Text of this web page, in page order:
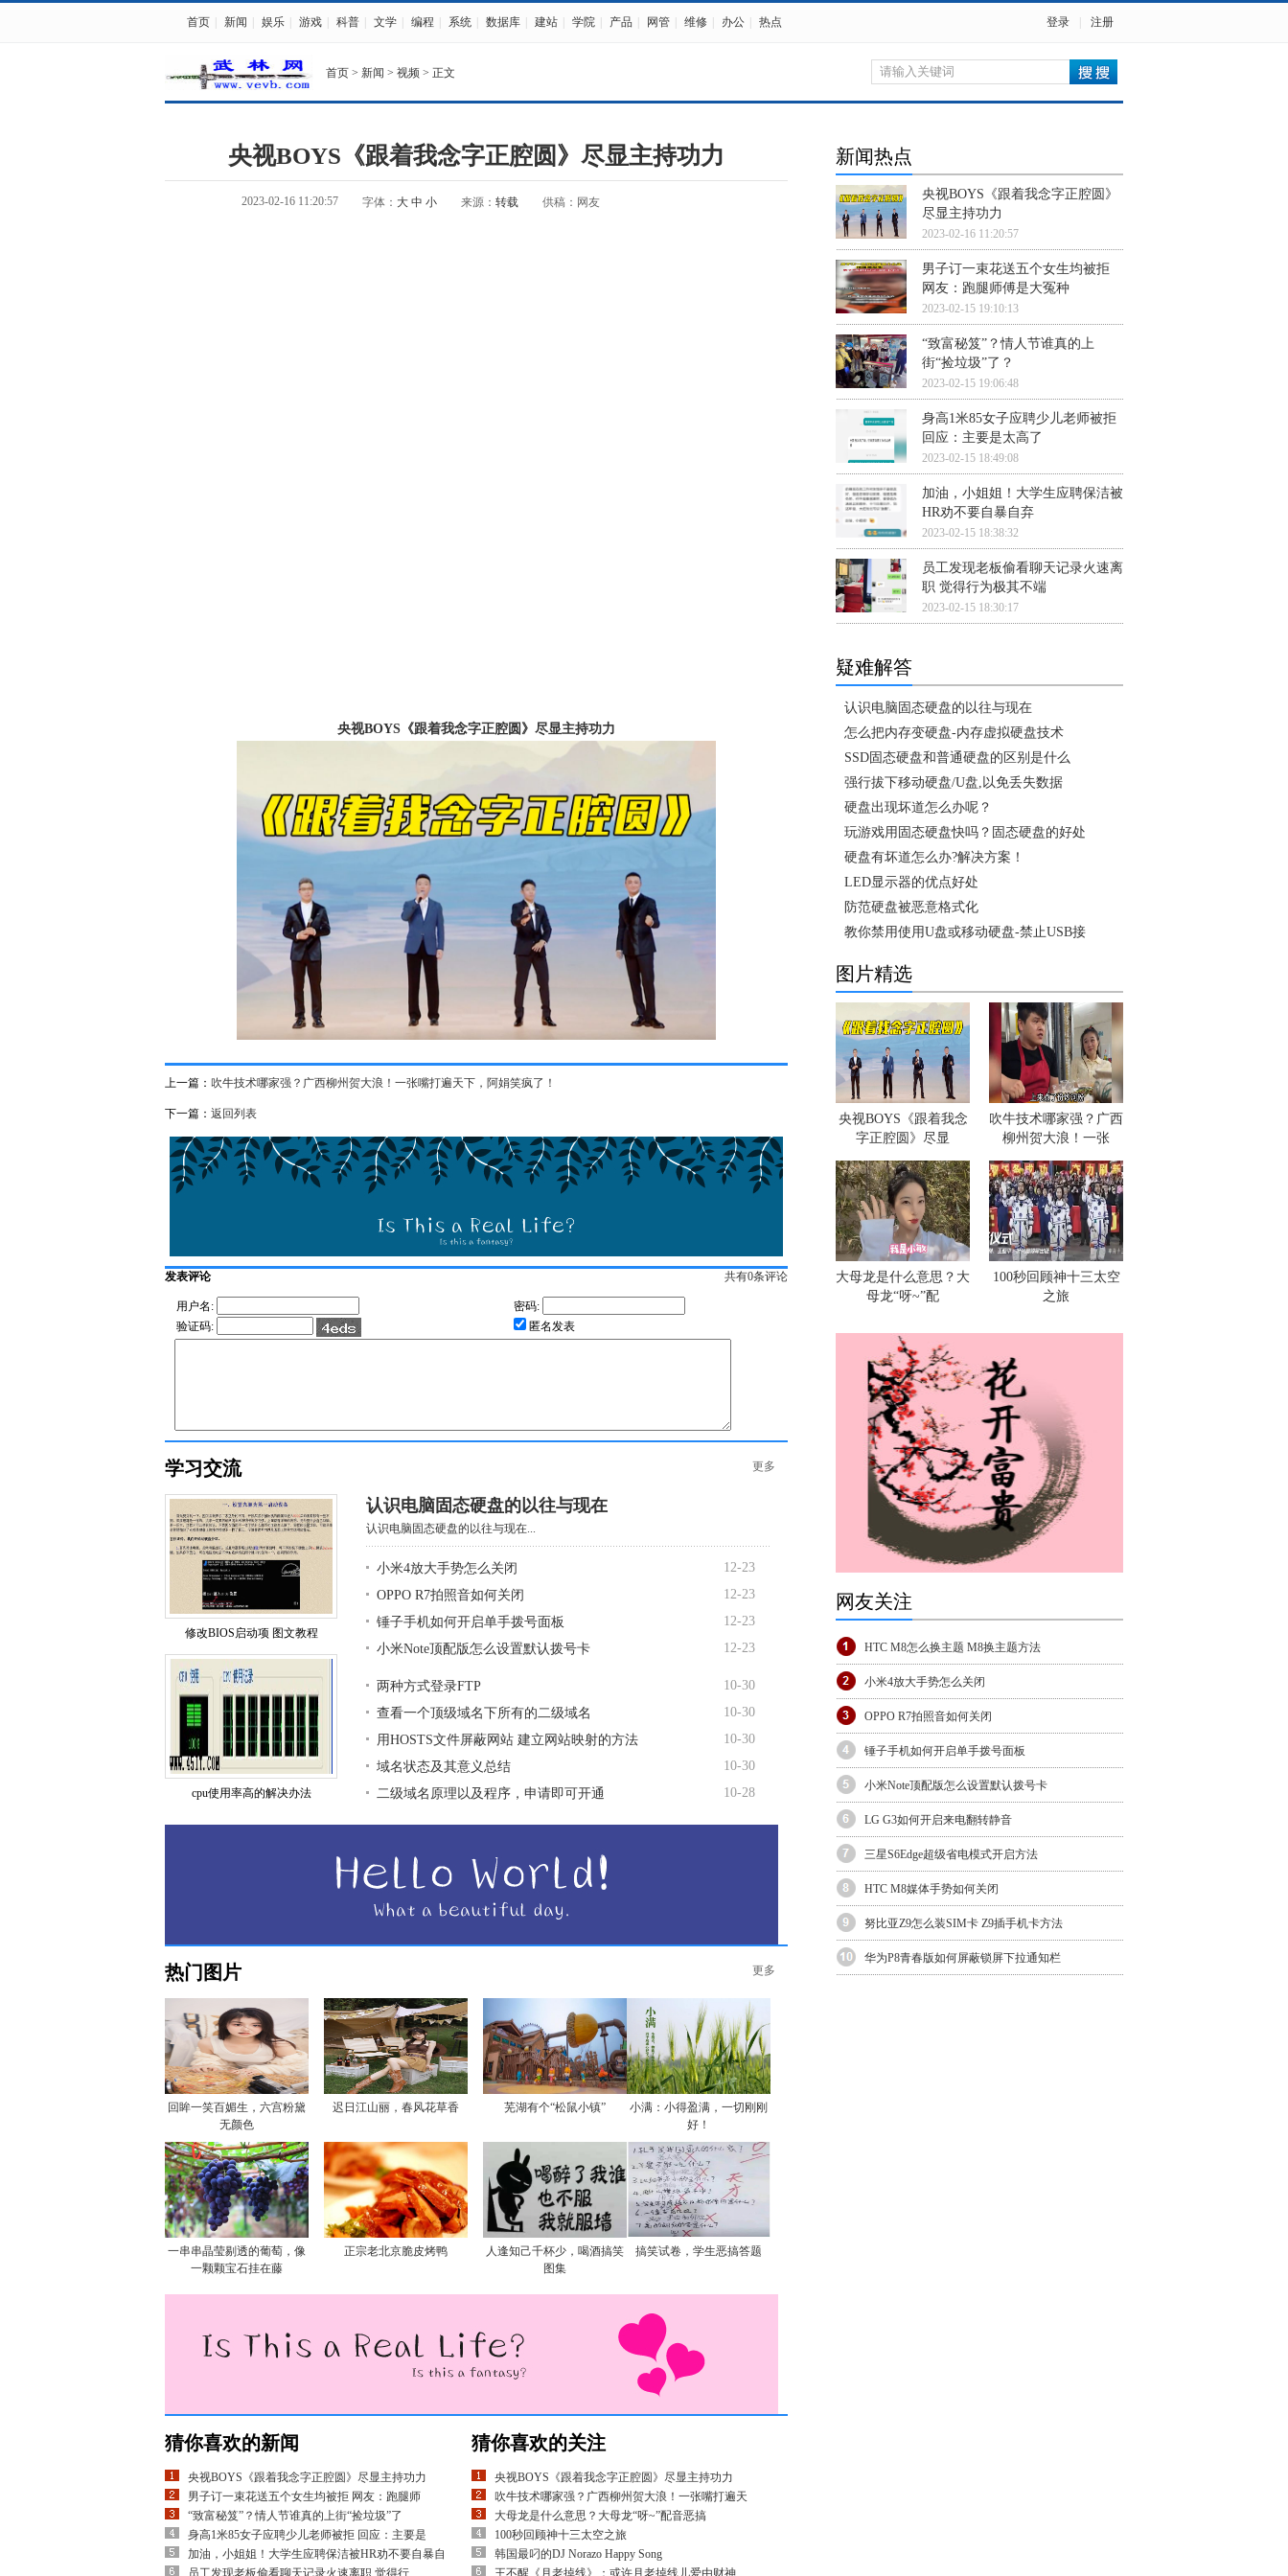
首页 新闻 娱乐 游戏 科普 文学 编程 系统 数据库 建站 学院 产品 网管 维修 办公 热点 登录 注册
首页 > 新闻 > 视频 > 正文
央视BOYS《跟着我念字正腔圆》尽显主持功力
2023-02-16 11:20:57 字体： 大 中 小 来源： 转载 供稿：网友
央视BOYS《跟着我念字正腔圆》尽显主持功力
上一篇： 吹牛技术哪家强？广西柳州贺大浪！一张嘴打遍天下，阿娟笑疯了！
下一篇： 返回列表
发表评论 共有0条评论
用户名:
密码:
验证码:
匿名发表
学习交流 更多
修改BIOS启动项 图文教程
cpu使用率高的解决办法
认识电脑固态硬盘的以往与现在
认识电脑固态硬盘的以往与现在...
小米4放大手势怎么关闭
12-23
OPPO R7拍照音如何关闭
12-23
锤子手机如何开启单手拨号面板
12-23
小米Note顶配版怎么设置默认拨号卡
12-23
两种方式登录FTP
10-30
查看一个顶级域名下所有的二级域名
10-30
用HOSTS文件屏蔽网站 建立网站映射的方法
10-30
域名状态及其意义总结
10-30
二级域名原理以及程序，申请即可开通
10-28
热门图片 更多
回眸一笑百媚生，六宫粉黛
无颜色
迟日江山丽，春风花草香 芜湖有个“松鼠小镇”
小满：小得盈满，一切刚刚
好！
一串串晶莹剔透的葡萄，像
一颗颗宝石挂在藤
正宗老北京脆皮烤鸭
人逢知己千杯少，喝酒搞笑
图集
搞笑试卷，学生恶搞答题
猜你喜欢的新闻
央视BOYS《跟着我念字正腔圆》尽显主持功力
男子订一束花送五个女生均被拒 网友：跑腿师
“致富秘笈”？情人节谁真的上街“捡垃圾”了
身高1米85女子应聘少儿老师被拒 回应：主要是
加油，小姐姐！大学生应聘保洁被HR劝不要自暴自
员工发现老板偷看聊天记录火速离职 觉得行
猜你喜欢的关注
央视BOYS《跟着我念字正腔圆》尽显主持功力
吹牛技术哪家强？广西柳州贺大浪！一张嘴打遍天
大母龙是什么意思？大母龙“呀~”配音恶搞
100秒回顾神十三太空之旅
韩国最叼的DJ Norazo Happy Song
王不醒《月老掉线》：或许月老掉线儿爱由财神
新闻热点
央视BOYS《跟着我念字正腔圆》
尽显主持功力
2023-02-16 11:20:57
男子订一束花送五个女生均被拒
网友：跑腿师傅是大冤种
2023-02-15 19:10:13
“致富秘笈”？情人节谁真的上
街“捡垃圾”了？
2023-02-15 19:06:48
身高1米85女子应聘少儿老师被拒
回应：主要是太高了
2023-02-15 18:49:08
加油，小姐姐！大学生应聘保洁被
HR劝不要自暴自弃
2023-02-15 18:38:32
员工发现老板偷看聊天记录火速离
职 觉得行为极其不端
2023-02-15 18:30:17
疑难解答
认识电脑固态硬盘的以往与现在
怎么把内存变硬盘-内存虚拟硬盘技术
SSD固态硬盘和普通硬盘的区别是什么
强行拔下移动硬盘/U盘,以免丢失数据
硬盘出现坏道怎么办呢？
玩游戏用固态硬盘快吗？固态硬盘的好处
硬盘有坏道怎么办?解决方案！
LED显示器的优点好处
防范硬盘被恶意格式化
教你禁用使用U盘或移动硬盘-禁止USB接
图片精选
央视BOYS《跟着我念
字正腔圆》尽显
吹牛技术哪家强？广西
柳州贺大浪！一张
大母龙是什么意思？大
母龙“呀~”配
100秒回顾神十三太空
之旅
网友关注
HTC M8怎么换主题 M8换主题方法
小米4放大手势怎么关闭
OPPO R7拍照音如何关闭
锤子手机如何开启单手拨号面板
小米Note顶配版怎么设置默认拨号卡
LG G3如何开启来电翻转静音
三星S6Edge超级省电模式开启方法
HTC M8媒体手势如何关闭
努比亚Z9怎么装SIM卡 Z9插手机卡方法
华为P8青春版如何屏蔽锁屏下拉通知栏